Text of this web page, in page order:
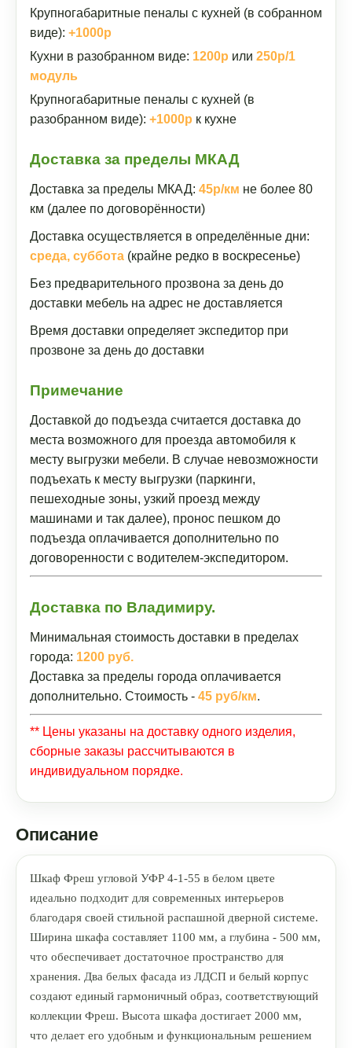
Крупногабаритные пеналы с кухней (в собранном
виде): +1000р
Кухни в разобранном виде: 1200р или 250р/1
модуль
Крупногабаритные пеналы с кухней (в
разобранном виде): +1000р к кухне
Доставка за пределы МКАД
Доставка за пределы МКАД: 45р/км не более 80
км (далее по договорённости)
Доставка осуществляется в определённые дни:
среда, суббота (крайне редко в воскресенье)
Без предварительного прозвона за день до
доставки мебель на адрес не доставляется
Время доставки определяет экспедитор при
прозвоне за день до доставки
Примечание
Доставкой до подъезда считается доставка до
места возможного для проезда автомобиля к
месту выгрузки мебели. В случае невозможности
подъехать к месту выгрузки (паркинги,
пешеходные зоны, узкий проезд между
машинами и так далее), пронос пешком до
подъезда оплачивается дополнительно по
договоренности с водителем-экспедитором.
Доставка по Владимиру.
Минимальная стоимость доставки в пределах
города: 1200 руб.
Доставка за пределы города оплачивается
дополнительно. Стоимость - 45 руб/км.
** Цены указаны на доставку одного изделия,
сборные заказы рассчитываются в
индивидуальном порядке.
Описание
Шкаф Фреш угловой УФР 4-1-55 в белом цвете
идеально подходит для современных интерьеров
благодаря своей стильной распашной дверной системе.
Ширина шкафа составляет 1100 мм, а глубина - 500 мм,
что обеспечивает достаточное пространство для
хранения. Два белых фасада из ЛДСП и белый корпус
создают единый гармоничный образ, соответствующий
коллекции Фреш. Высота шкафа достигает 2000 мм,
что делает его удобным и функциональным решением